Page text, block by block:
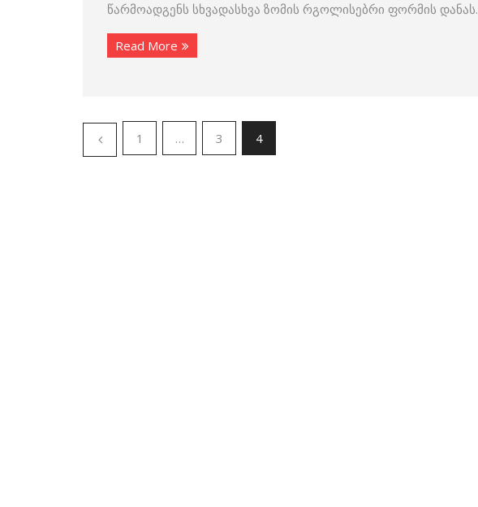
წარმოადგენს სხვადასხვა ზომის რგოლისებრი ფორმის დანას.
Read More
1 … 3 4